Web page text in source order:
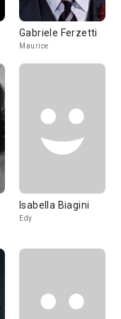
Gabriele Ferzetti
Maurice
Isabella Biagini
Edy